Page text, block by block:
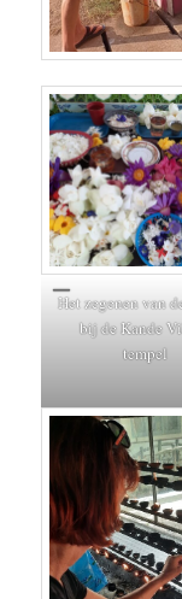
Het zegenen van
bij de Kande
tempel